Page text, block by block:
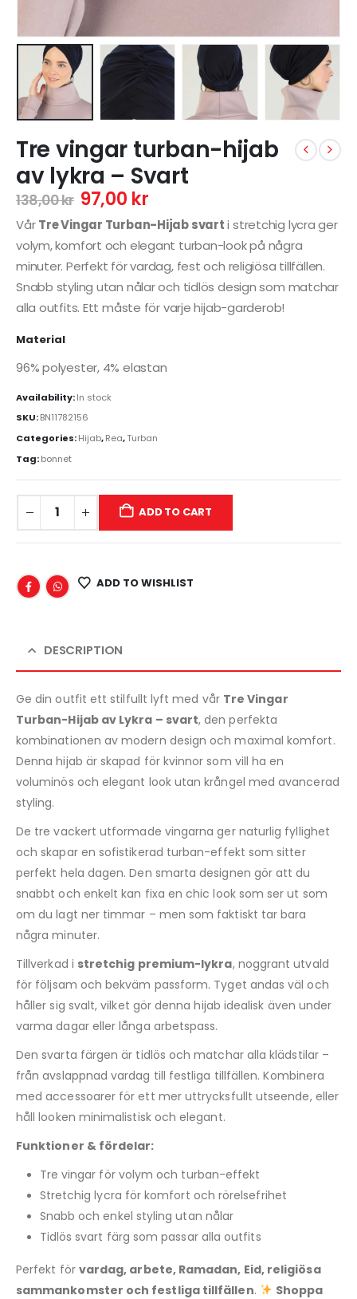
Tre vingar turban-hijab
av lykra – Svart
138,00kr 97,00 kr
VårTre Vingar Turban-Hijab svarti stretchig lycra ger
volym, komfort och elegant turban-look på några
minuter. Perfekt för vardag, fest och religiösa tillfällen.
Snabb styling utan nålar och tidlös design som matchar
alla outfits. Ett måste för varje hijab-garderob!
Material
96% polyester, 4% elastan
Availability:In stock
SKU:BN11782156
Categories:Hijab,Rea,Turban
Tag:bonnet
ADD TO CART
ADD TO WISHLIST
DESCRIPTION
Ge din outfit ett stilfullt lyft med vår Tre Vingar
Turban-Hijab av Lykra – svart, den perfekta
kombinationen av modern design och maximal komfort.
Denna hijab är skapad för kvinnor som vill ha en
voluminös och elegant look utan krångel med avancerad
styling.
De tre vackert utformade vingarna ger naturlig fyllighet
och skapar en sofistikerad turban-effekt som sitter
perfekt hela dagen. Den smarta designen gör att du
snabbt och enkelt kan fixa en chic look som ser ut som
om du lagt ner timmar – men som faktiskt tar bara
några minuter.
Tillverkad i stretchig premium-lykra, noggrant utvald
för följsam och bekväm passform. Tyget andas väl och
håller sig svalt, vilket gör denna hijab idealisk även under
varma dagar eller långa arbetspass.
Den svarta färgen är tidlös och matchar alla klädstilar –
från avslappnad vardag till festliga tillfällen. Kombinera
med accessoarer för ett mer uttrycksfullt utseende, eller
håll looken minimalistisk och elegant.
Funktioner & fördelar:
Tre vingar för volym och turban-effekt
Stretchig lycra för komfort och rörelsefrihet
Snabb och enkel styling utan nålar
Tidlös svart färg som passar alla outfits
Perfekt för vardag, arbete, Ramadan, Eid, religiösa
sammankomster och festliga tillfällen.
Shoppa